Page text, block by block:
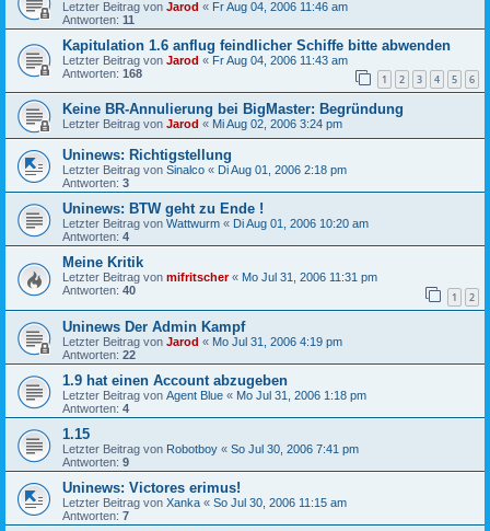
Letzter Beitrag von Jarod « Fr Aug 04, 2006 11:46 am
Antworten: 11
Kapitulation 1.6 anflug feindlicher Schiffe bitte abwenden
Letzter Beitrag von Jarod « Fr Aug 04, 2006 11:43 am
Antworten: 168 1 2 3 4 5 6
Keine BR-Annulierung bei BigMaster: Begründung
Letzter Beitrag von Jarod « Mi Aug 02, 2006 3:24 pm
Uninews: Richtigstellung
Letzter Beitrag von Sinalco « Di Aug 01, 2006 2:18 pm
Antworten: 3
Uninews: BTW geht zu Ende !
Letzter Beitrag von Wattwurm « Di Aug 01, 2006 10:20 am
Antworten: 4
Meine Kritik
Letzter Beitrag von mifritscher« Mo Jul 31, 2006 11:31 pm
Antworten: 40 1 2
Uninews Der Admin Kampf
Letzter Beitrag von Jarod « Mo Jul 31, 2006 4:19 pm
Antworten: 22
1.9 hat einen Account abzugeben
Letzter Beitrag von Agent Blue « Mo Jul 31, 2006 1:18 pm
Antworten: 4
1.15
Letzter Beitrag von Robotboy « So Jul 30, 2006 7:41 pm
Antworten: 9
Uninews: Victores erimus!
Letzter Beitrag von Xanka « So Jul 30, 2006 11:15 am
Antworten: 7